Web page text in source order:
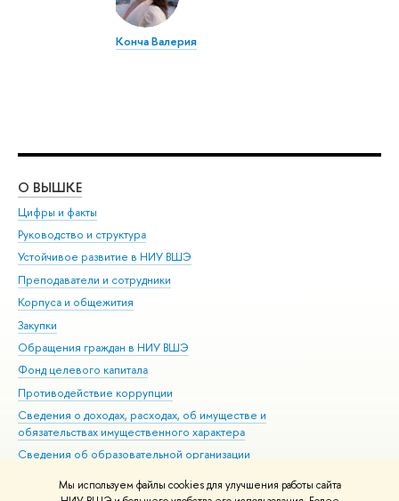
Мы используем файлы cookies для улучшения работы сайта
Конча Валерия
О ВЫШКЕ
Цифры и факты
Руководство и структура
Устойчивое развитие в НИУ ВШЭ
Преподаватели и сотрудники
Корпуса и общежития
Закупки
Обращения граждан в НИУ ВШЭ
Фонд целевого капитала
Противодействие коррупции
Сведения о доходах, расходах, об имуществе и
обязательствах имущественного характера
Сведения об образовательной организации
Людям с ограниченными возможностями здоровья